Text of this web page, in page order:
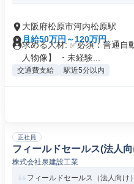
大阪府松原市河内松原駅
月給50万円～120万円
求める人材: ✅必須：普通自
人物像】 ・未経験...
交通費支給 駅近5分以内
正社員
フィールドセールス(法人向
株式会社泉建設工業
フィールドセールス（法人向け